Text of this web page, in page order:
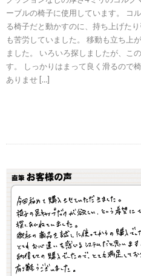
ーブルの椅子に使用しています。 コ
る椅子だと動かすのに、持ち上げた
も苦労していました。 移動も立ち上
ました。 いろいろ探しましたが、こ
す。 しっかりはまって良く滑るので
ありませ […]